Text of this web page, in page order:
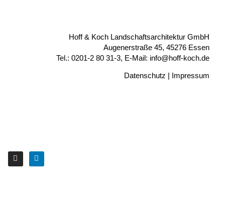
Hoff & Koch Landschaftsarchitektur GmbH
Augenerstraße 45, 45276 Essen
Tel.: 0201-2 80 31-3, E-Mail: info@hoff-koch.de
Datenschutz | Impressum